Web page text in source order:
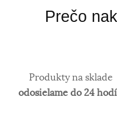
Prečo
Produkty na sklade
odosielame do 24